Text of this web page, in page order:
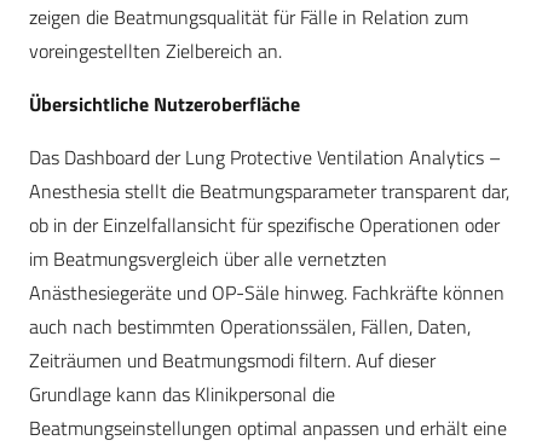
zeigen die Beatmungsqualität für Fälle in Relation zum
voreingestellten Zielbereich an.
Übersichtliche Nutzeroberfläche
Das Dashboard der Lung Protective Ventilation Analytics –
Anesthesia stellt die Beatmungsparameter transparent dar,
ob in der Einzelfallansicht für spezifische Operationen oder
im Beatmungsvergleich über alle vernetzten
Anästhesiegeräte und OP-Säle hinweg. Fachkräfte können
auch nach bestimmten Operationssälen, Fällen, Daten,
Zeiträumen und Beatmungsmodi filtern. Auf dieser
Grundlage kann das Klinikpersonal die
Beatmungseinstellungen optimal anpassen und erhält eine